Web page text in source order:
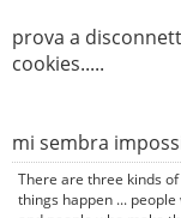
prova a
cookies.....
mi sembra
There are three kinds
things happen ...